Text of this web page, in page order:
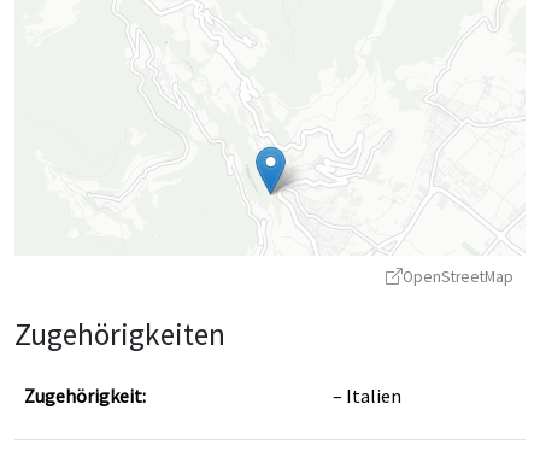
OpenStreetMap
Zugehörigkeiten
Zugehörigkeit: Italien